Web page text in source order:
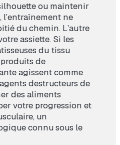
ou maintenir
ne
du chemin. L’autre
assiette. Si les
du tissu
de
agissent comme
destructeurs de
des aliments
votre progression et
un
connu sous le